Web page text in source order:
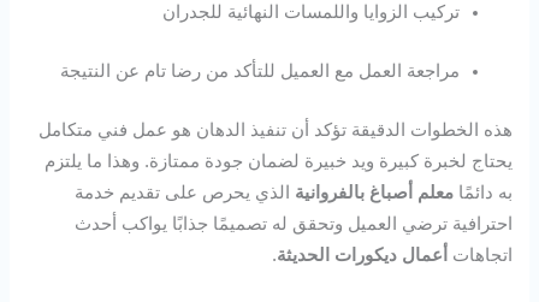
تركيب الزوايا واللمسات النهائية للجدران
مراجعة العمل مع العميل للتأكد من رضا تام عن النتيجة
هذه الخطوات الدقيقة تؤكد أن تنفيذ الدهان هو عمل فني متكامل
يحتاج لخبرة كبيرة ويد خبيرة لضمان جودة ممتازة. وهذا ما يلتزم
به دائمًامعلم أصباغ بالفروانية الذي يحرص على تقديم خدمة
احترافية ترضي العميل وتحقق له تصميمًا جذابًا يواكب أحدث
اتجاهات
أعمال ديكورات الحديثة.